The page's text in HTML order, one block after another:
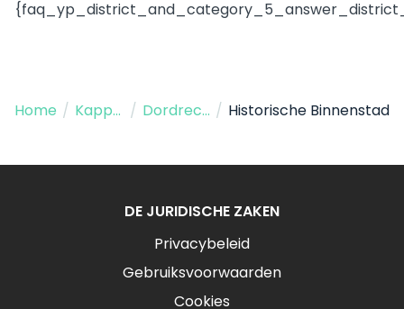
Home / Kapper / Dordrecht / Historische Binnenstad
DE JURIDISCHE ZAKEN
Privacybeleid
Gebruiksvoorwaarden
Cookies